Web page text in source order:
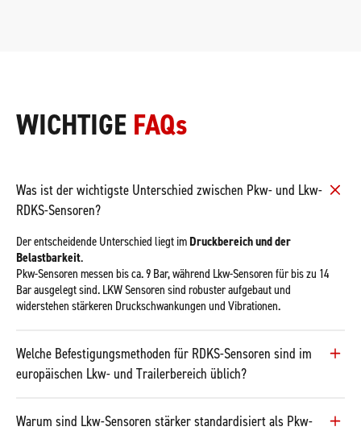
WICHTIGE FAQs
Was ist der wichtigste Unterschied zwischen Pkw- und Lkw-
RDKS-Sensoren?
Der entscheidende Unterschied liegt imDruckbereich und der
Belastbarkeit.
Pkw-Sensoren messen bis ca. 9 Bar, während Lkw-Sensoren für bis zu 14
Bar ausgelegt sind. LKW Sensoren sind robuster aufgebaut und
widerstehen stärkeren Druckschwankungen und Vibrationen.
Welche Befestigungsmethoden für RDKS-Sensoren sind im
europäischen Lkw- und Trailerbereich üblich?
Warum sind Lkw-Sensoren stärker standardisiert als Pkw-